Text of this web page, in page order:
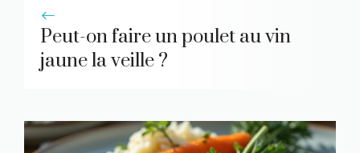
Peut-on faire un poulet au vin
jaune la veille ?